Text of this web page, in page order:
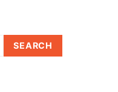
SEARCH